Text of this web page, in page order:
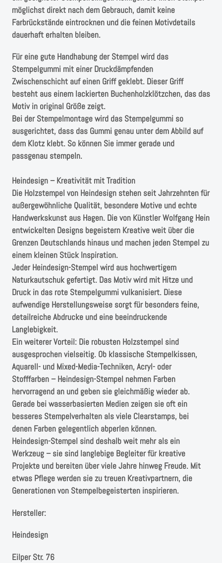
möglichst direkt nach dem Gebrauch, damit keine
Farbrückstände eintrocknen und die feinen Motivdetails
dauerhaft erhalten bleiben.
Für eine gute Handhabung der Stempel wird das
Stempelgummi mit einer Druckdämpfenden
Zwischenschicht auf einen Griff geklebt. Dieser Griff
besteht aus einem lackierten Buchenholzklötzchen, das das
Motiv in original Größe zeigt.
Bei der Stempelmontage wird das Stempelgummi so
ausgerichtet, dass das Gummi genau unter dem Abbild auf
dem Klotz klebt. So können Sie immer gerade und
passgenau stempeln.
Heindesign – Kreativität mit Tradition
Die Holzstempel von Heindesign stehen seit Jahrzehnten für
außergewöhnliche Qualität, besondere Motive und echte
Handwerkskunst aus Hagen. Die von Künstler Wolfgang Hein
entwickelten Designs begeistern Kreative weit über die
Grenzen Deutschlands hinaus und machen jeden Stempel zu
einem kleinen Stück Inspiration.
Jeder Heindesign-Stempel wird aus hochwertigem
Naturkautschuk gefertigt. Das Motiv wird mit Hitze und
Druck in das rote Stempelgummi vulkanisiert. Diese
aufwendige Herstellungsweise sorgt für besonders feine,
detailreiche Abdrucke und eine beeindruckende
Langlebigkeit.
Ein weiterer Vorteil: Die robusten Holzstempel sind
ausgesprochen vielseitig. Ob klassische Stempelkissen,
Aquarell- und Mixed-Media-Techniken, Acryl- oder
Stofffarben – Heindesign-Stempel nehmen Farben
hervorragend an und geben sie gleichmäßig wieder ab.
Gerade bei wasserbasierten Medien zeigen sie oft ein
besseres Stempelverhalten als viele Clearstamps, bei
denen Farben gelegentlich abperlen können.
Heindesign-Stempel sind deshalb weit mehr als ein
Werkzeug – sie sind langlebige Begleiter für kreative
Projekte und bereiten über viele Jahre hinweg Freude. Mit
etwas Pflege werden sie zu treuen Kreativpartnern, die
Generationen von Stempelbegeisterten inspirieren.
Hersteller:
Heindesign
Eilper Str. 76